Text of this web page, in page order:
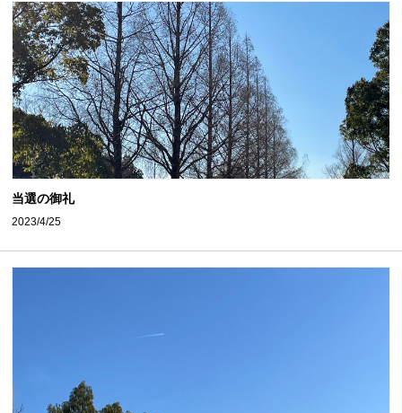
当選の御礼
2023/4/25